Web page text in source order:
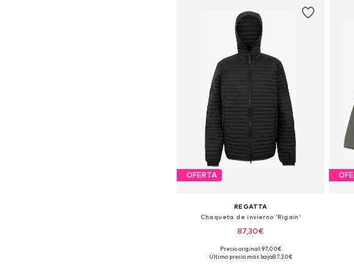
OFERTA
REGATTA
Chaqueta de invierno 'Rigain'
87,30€
Disponible en muchas tallas
Precio original: 97,00€
Último precio más bajo:87,30€